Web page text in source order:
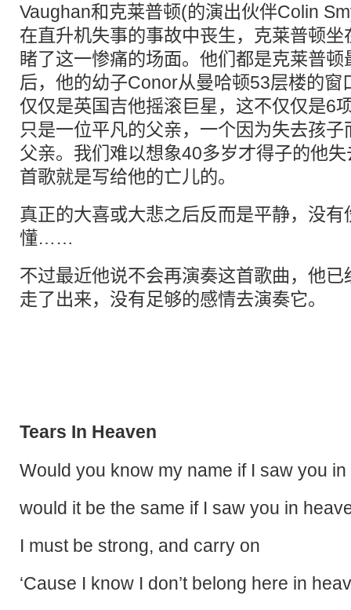
Vaughan和克莱普顿(的演出伙伴Colin
在直升机失事的事故中丧生，克莱普顿
睹了这一惨痛的场面。他们都是克莱普
后，他的幼子Conor从曼哈顿53层楼的窗
仅仅是英国吉他摇滚巨星，这不仅仅是6
只是一位平凡的父亲，一个因为失去孩
父亲。我们难以想象40多岁才得子的他
首歌就是写给他的亡儿的。
真正的大喜或大悲之后反而是平静，没
懂……
不过最近他说不会再演奏这首歌曲，他
走了出来，没有足够的感情去演奏它。
Tears In Heaven
Would you know my name if I saw you
would it be the same if I saw you in
I must be strong, and carry on
‘Cause I know I don’t belong here in